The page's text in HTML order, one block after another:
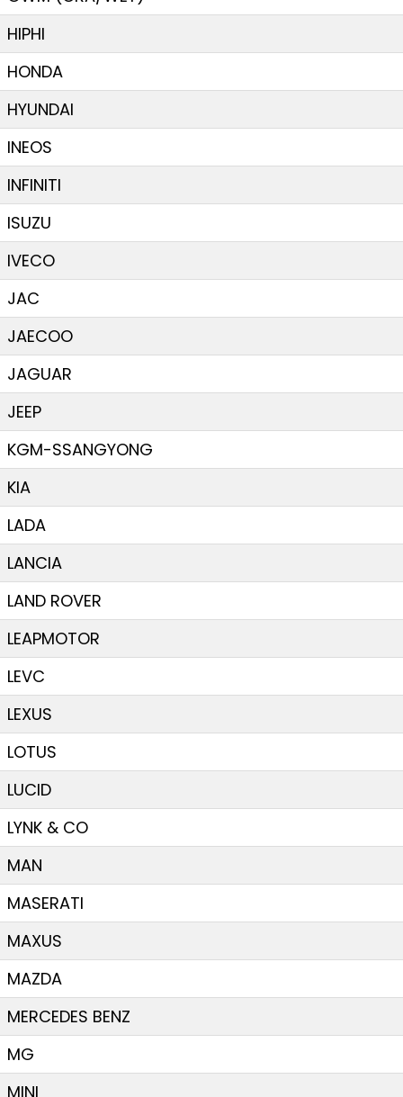
HIPHI
HONDA
HYUNDAI
INEOS
INFINITI
ISUZU
IVECO
JAC
JAECOO
JAGUAR
JEEP
KGM-SSANGYONG
KIA
LADA
LANCIA
LAND ROVER
LEAPMOTOR
LEVC
LEXUS
LOTUS
LUCID
LYNK & CO
MAN
MASERATI
MAXUS
MAZDA
MERCEDES BENZ
MG
MINI